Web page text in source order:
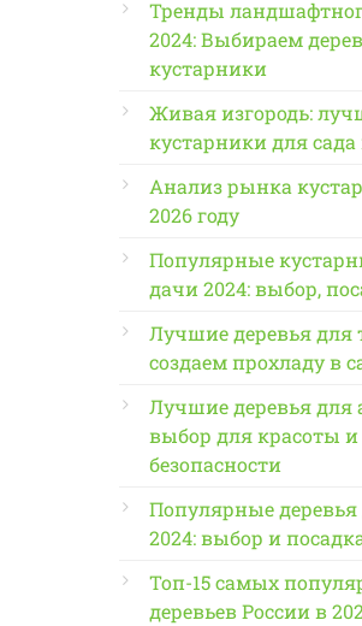
Тренды
2024: Выбираем
кустарники
Живая изгородь:
кустарники для сада
Анализ рынка
2026 году
Популярные
дачи 2024: выбор,
Лучшие деревья для
создаем прохладу в
Лучшие деревья для
выбор для красоты и
безопасности
Популярные деревья
2024: выбор и
Топ-15 самых
деревьев России в